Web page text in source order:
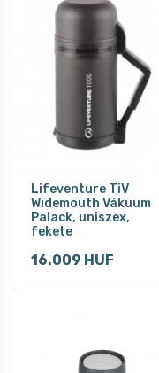
Lifeventure TiV
Widemouth Vákuum
Palack, uniszex,
fekete
16.009 HUF